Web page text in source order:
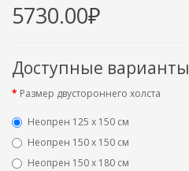
5730.00₽
Доступные варианты
Размер двустороннего холста
Неопрен 125 х 150 см
Неопрен 150 х 150 см
Неопрен 150 х 180 см